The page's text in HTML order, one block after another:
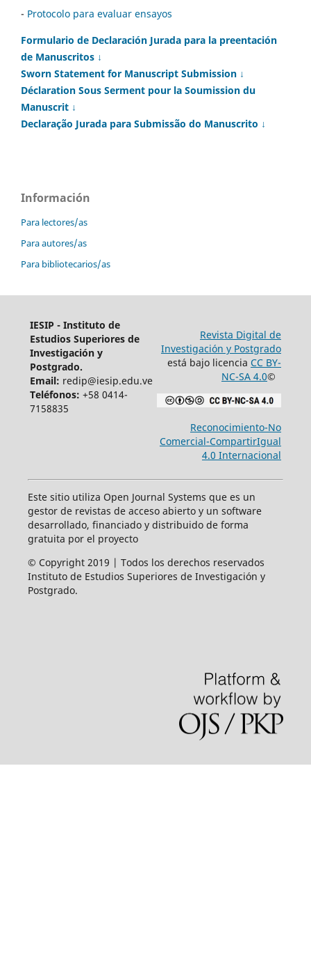
- Protocolo para evaluar ensayos
Formulario de Declaración Jurada para la preentación
de Manuscritos ↓
Sworn Statement for Manuscript Submission ↓
Déclaration Sous Serment pour la Soumission du
Manuscrit ↓
Declaração Jurada para Submissão do Manuscrito ↓
Información
Para lectores/as
Para autores/as
Para bibliotecarios/as
IESIP - Instituto de
Estudios Superiores de
Investigación y
Postgrado.
Email: redip@iesip.edu.ve
Teléfonos: +58 0414-
7158835
Revista Digital de
Investigación y Postgrado
está bajo licencia CC BY-
NC-SA 4.0©
Reconocimiento-No
Comercial-CompartirIgual
4.0 Internacional
Este sitio utiliza Open Journal Systems que es un
gestor de revistas de acceso abierto y un software
desarrollado, financiado y distribuido de forma
gratuita por el proyecto
© Copyright 2019 | Todos los derechos reservados
Instituto de Estudios Superiores de Investigación y
Postgrado.